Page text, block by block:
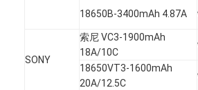
18650B-3400mAh 4.87A
SONY
索尼 VC3-1900mAh
18A/10C
18650VT3-1600mAh
20A/12.5C